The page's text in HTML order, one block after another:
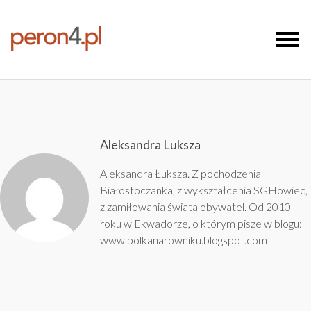
Aleksandra Luksza
Aleksandra Łuksza. Z pochodzenia
Białostoczanka, z wykształcenia SGHowiec,
z zamiłowania świata obywatel. Od 2010
roku w Ekwadorze, o którym pisze w blogu:
www.polkanarowniku.blogspot.com